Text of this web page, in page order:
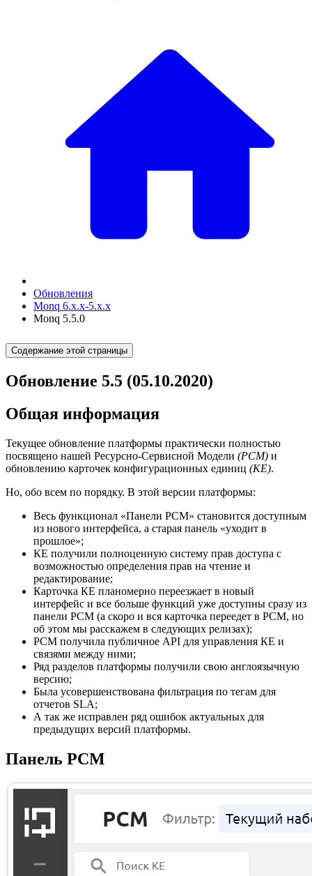
Обновления
Monq 6.x.x-5.x.x
Monq 5.5.0
Содержание этой страницы
Обновление 5.5 (05.10.2020)
Общая информация
Текущее обновление платформы практически полностью
посвящено нашей Ресурсно-Сервисной Модели (РСМ) и
обновлению карточек конфигурационных единиц (КЕ).
Но, обо всем по порядку. В этой версии платформы:
Весь функционал «Панели РСМ» становится доступным
из нового интерфейса, а старая панель «уходит в
прошлое»;
КЕ получили полноценную систему прав доступа с
возможностью определения прав на чтение и
редактирование;
Карточка КЕ планомерно переезжает в новый
интерфейс и все больше функций уже доступны сразу из
панели РСМ (а скоро и вся карточка переедет в РСМ, но
об этом мы расскажем в следующих релизах);
РСМ получила публичное API для управления КЕ и
связями между ними;
Ряд разделов платформы получили свою англоязычную
версию;
Была усовершенствована фильтрация по тегам для
отчетов SLA;
А так же исправлен ряд ошибок актуальных для
предыдущих версий платформы.
Панель РСМ